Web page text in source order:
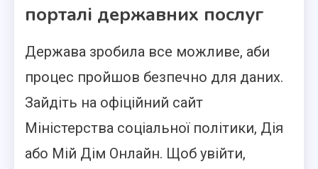
порталі державних послуг
Держава зробила все можливе, аби
процес пройшов безпечно для даних.
Зайдіть на офіційний сайт
Міністерства соціальної політики, Дія
або Мій Дім Онлайн. Щоб увійти,